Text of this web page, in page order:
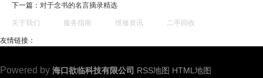
下一篇： 对于念书的名言摘录精选
关于我们 服务指南 维修资讯 二手回收
友情链接：
Powered by 海口欲临科技有限公司 RSS地图 HTML地图